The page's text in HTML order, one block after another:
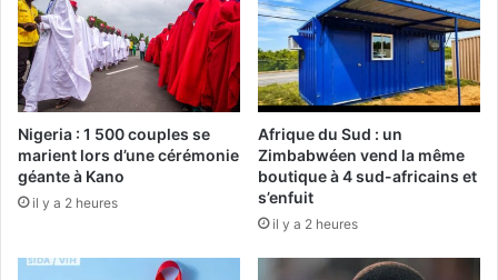
Nigeria : 1 500 couples se
marient lors d’une cérémonie
géante à Kano
il y a 2 heures
Afrique du Sud : un
Zimbabwéen vend la même
boutique à 4 sud-africains et
s’enfuit
il y a 2 heures